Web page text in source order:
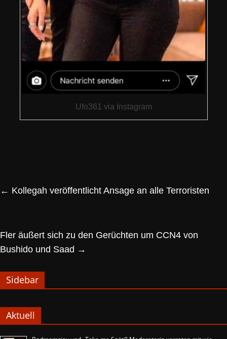
Ufo361 via Instagram
← Kollegah veröffentlicht Ansage an alle Terroristen
Fler äußert sich zu den Gerüchten um CCN4 von
Bushido und Saad →
Sidebar
Aktuell